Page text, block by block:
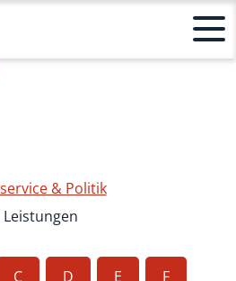
& Politik
Leistungen
C D E F